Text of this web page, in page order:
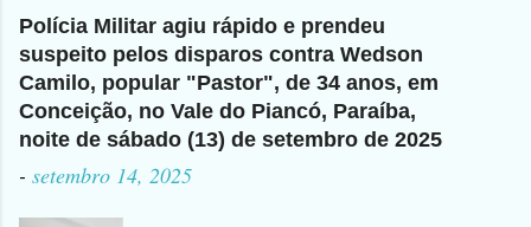
Polícia Militar agiu rápido e prendeu
suspeito pelos disparos contra Wedson
Camilo, popular "Pastor", de 34 anos, em
Conceição, no Vale do Piancó, Paraíba,
noite de sábado (13) de setembro de 2025
- setembro 14, 2025